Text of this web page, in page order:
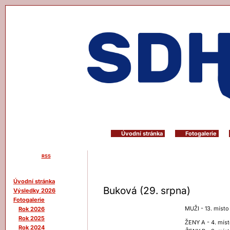
Úvodní stránka Fotogalerie
RSS
Úvodní stránka
Výsledky 2026
Fotogalerie
Rok 2026
Rok 2025
Rok 2024
Buková (29. srpna)
MUŽI - 13.
ŽENY A - 4.